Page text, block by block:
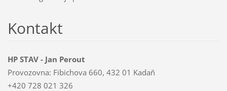
Kontakt
HP STAV - Jan Perout
Provozovna: Fibichova 660, 432 01 Kadaň
+420 728 021 326